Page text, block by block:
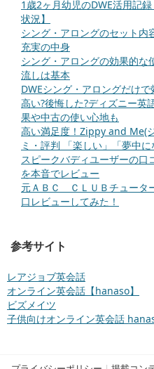
1歳2ヶ月幼児のDWE活用記
状況】
シング・アロングのセット内
充実の中身
シング・アロングの効果的な
流しは基本
DWEシング・アロングだけ
高い?後悔した?ディズニー英
果や中古の使い心地も
高い満足度！Zippy and Me(
ミ・評判 「楽しい」「夢中
スピークバディユーザーの
を本音でレビュー
元ＡＢＣ ＣＬＵＢチュータ
口レビューしてみた！
参考サイト
レアジョブ英会話
オンライン英会話【hanaso】
ビズメイツ
子供向けオンライン英会話